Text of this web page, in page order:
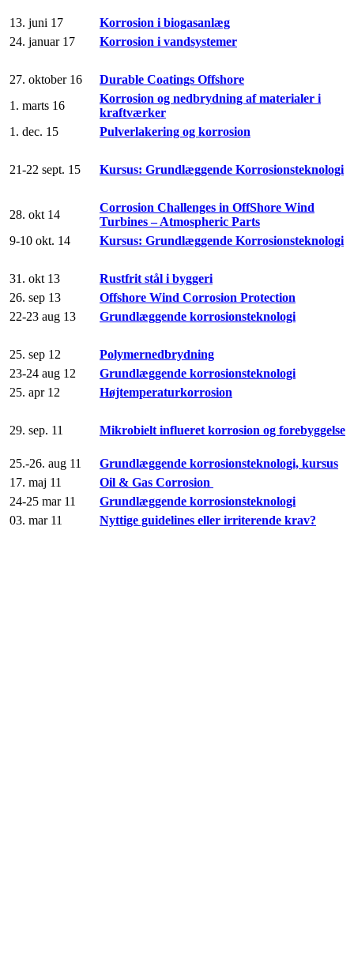
13. juni 17
Korrosion i biogasanlæg
24. januar 17
Korrosion i vandsystemer
27. oktober 16
Durable Coatings Offshore
1. marts 16
Korrosion og nedbrydning af materialer i
kraftværker
1. dec. 15
Pulverlakering og korrosion
21-22 sept. 15 Kursus: Grundlæggende Korrosionsteknologi
28. okt 14
Corrosion Challenges in OffShore Wind
Turbines – Atmospheric Parts
9-10 okt. 14
Kursus: Grundlæggende Korrosionsteknologi
31. okt 13
Rustfrit stål i byggeri
26. sep 13
Offshore Wind Corrosion Protection
22-23 aug 13
Grundlæggende korrosionsteknologi
25. sep 12
Polymernedbrydning
23-24 aug 12
Grundlæggende korrosionsteknologi
25. apr 12
Højtemperaturkorrosion
29. sep. 11 Mikrobielt influeret korrosion og forebyggelse
25.-26. aug 11
Grundlæggende korrosionsteknologi, kursus
17. maj 11
Oil & Gas Corrosion
24-25 mar 11
Grundlæggende korrosionsteknologi
03. mar 11
Nyttige guidelines eller irriterende krav?